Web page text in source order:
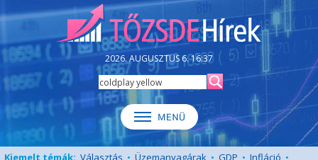
2026. AUGUSZTUS 6. 16:37
Kiemelt témák: Választás • Üzemanyagárak • GDP • Infláció •